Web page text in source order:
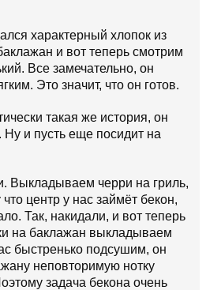
характерный хлопок из
и вот теперь смотрим
Все замечательно, он
Это значит, что он готов.
такая же история, он
Ну и пусть еще посидит на
Выкладываем черри на гриль,
центр у нас займёт бекон,
Так, накидали, и вот теперь
на баклажан выкладываем
быстренько подсушим, он
неповторимую нотку
задача бекона очень